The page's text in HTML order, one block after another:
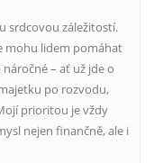
srdcovou záležitostí.
mohu lidem pomáhat
– ať už jde o
po rozvodu,
prioritou je vždy
nejen finančně, ale i